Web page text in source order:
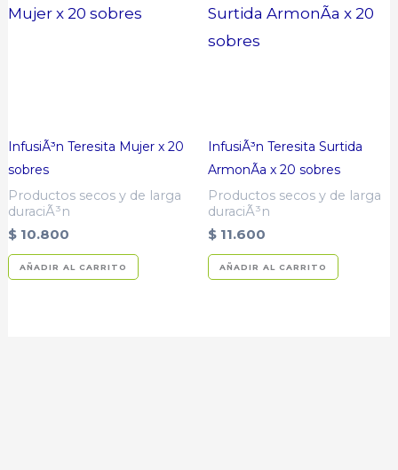
InfusiÃ³n Teresita Mujer x 20
sobres
Productos secos y de larga
duraciÃ³n
$ 10.800
AÑADIR AL CARRITO
InfusiÃ³n Teresita Surtida
ArmonÃ­a x 20 sobres
Productos secos y de larga
duraciÃ³n
$ 11.600
AÑADIR AL CARRITO